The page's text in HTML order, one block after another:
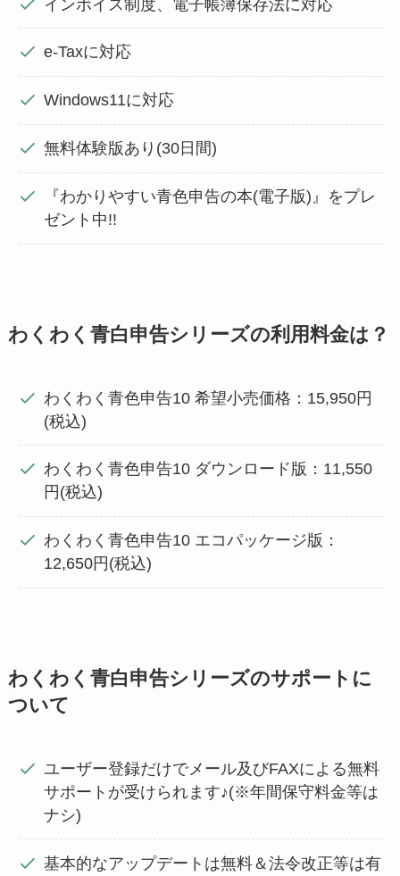
インボイス制度、電子帳簿保存法に対応
e-Taxに対応
Windows11に対応
無料体験版あり(30日間)
『わかりやすい青色申告の本(電子版)』をプレ
ゼント中!!
わくわく青白申告シリーズの利用料金は？
わくわく青色申告10 希望小売価格：15,950円
(税込)
わくわく青色申告10 ダウンロード版：11,550
円(税込)
わくわく青色申告10 エコパッケージ版：
12,650円(税込)
わくわく青白申告シリーズのサポートに
ついて
ユーザー登録だけでメール及びFAXによる無料
サポートが受けられます♪(※年間保守料金等は
ナシ)
基本的なアップデートは無料＆法令改正等は有